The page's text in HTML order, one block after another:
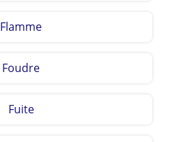
Flamme
Foudre
Fuite